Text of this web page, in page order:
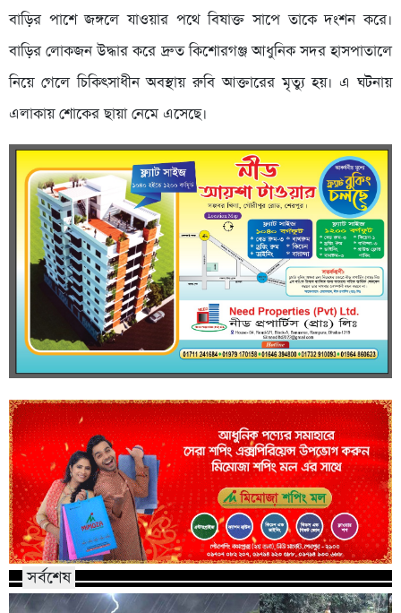
বাড়ির পাশে জঙ্গলে যাওয়ার পথে বিষাক্ত সাপে তাকে দংশন করে।
বাড়ির লোকজন উদ্ধার করে দ্রুত কিশোরগঞ্জ আধুনিক সদর হাসপাতালে
নিয়ে গেলে চিকিৎসাধীন অবস্থায় রুবি আক্তারের মৃত্যু হয়। এ ঘটনায়
এলাকায় শোকের ছায়া নেমে এসেছে।
সর্বশেষ